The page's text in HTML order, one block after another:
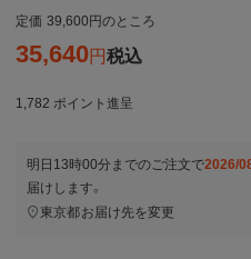
定価 39,600 のところ
35,640 税込
1,782 ポイント進呈
明日 13時00分 までのご注文で2026/
届けします。
東京都お届け先を変更